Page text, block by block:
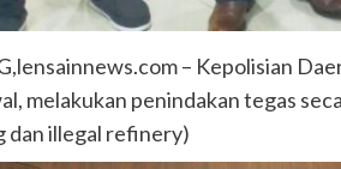
– Kepolisian
melakukan penindakan tegas
dan illegal refinery)